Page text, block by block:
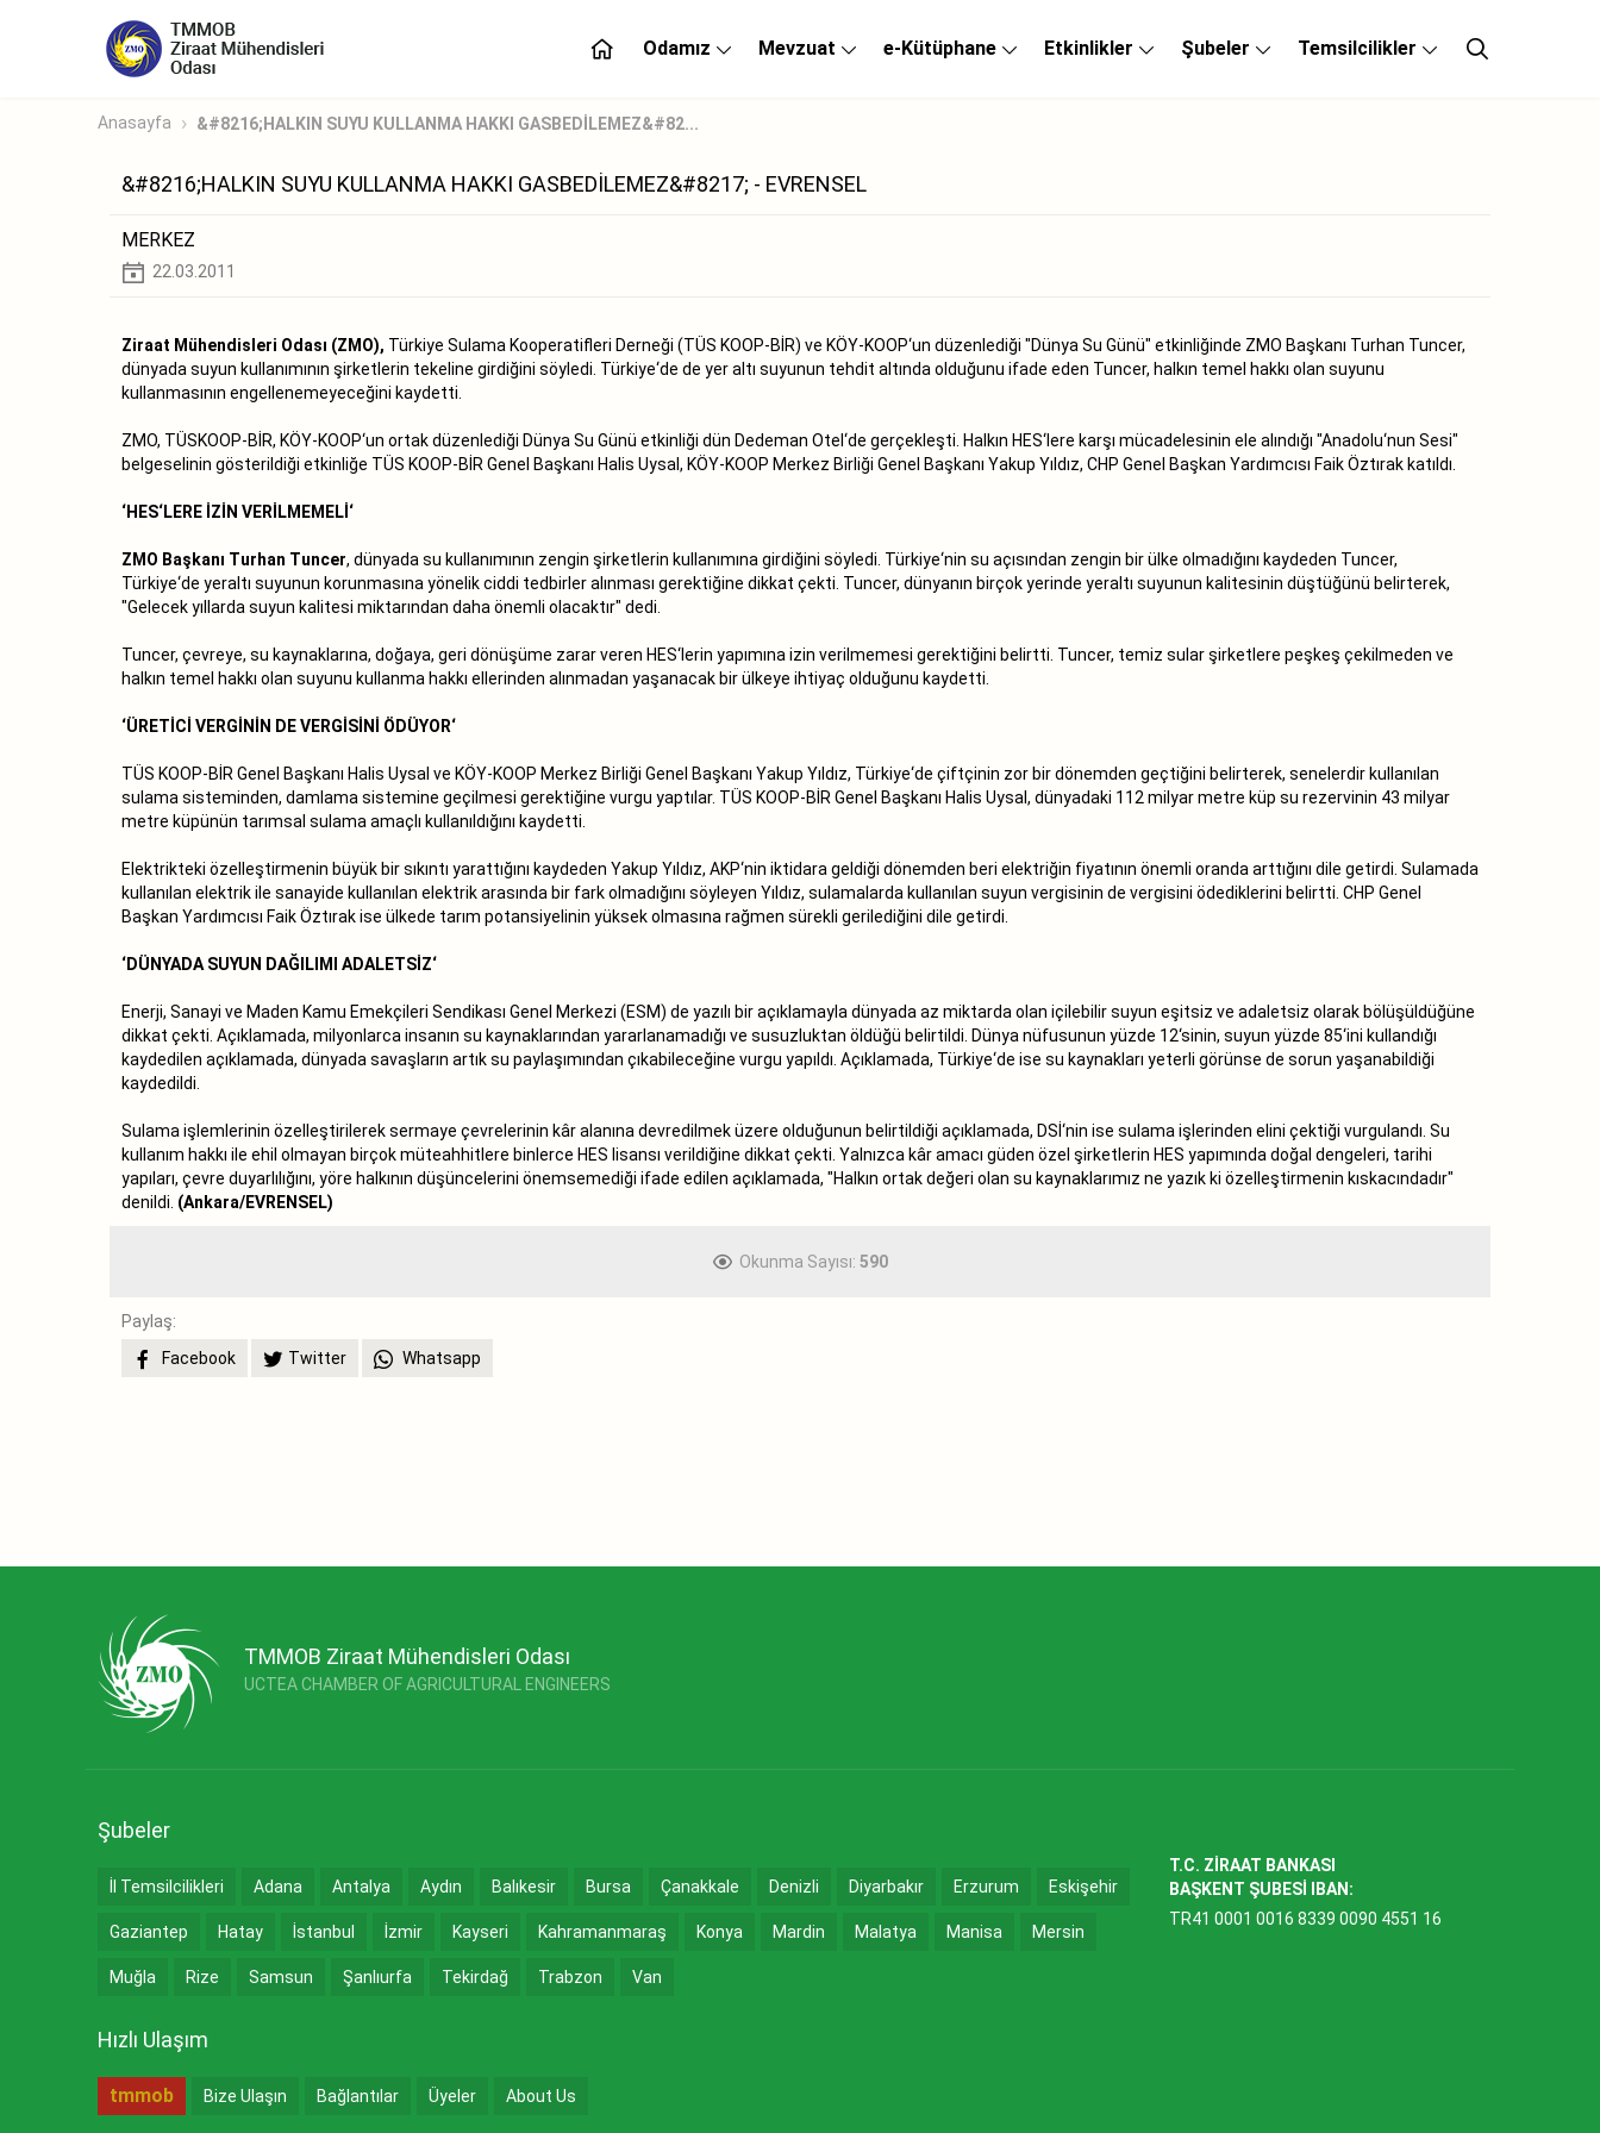
Odamız Mevzuat e-Kütüphane Etkinlikler Şubeler Temsilcilikler
Anasayfa &#8216;HALKIN SUYU KULLANMA HAKKI GASBEDİLEMEZ&#82...
&#8216;HALKIN SUYU KULLANMA HAKKI GASBEDİLEMEZ&#8217; - EVRENSEL
MERKEZ
22.03.2011
Ziraat Mühendisleri Odası (ZMO), Türkiye Sulama Kooperatifleri Derneği (TÜS KOOP-BİR) ve KÖY-KOOP‘un düzenlediği "Dünya Su Günü" etkinliğinde ZMO Başkanı Turhan Tuncer,
dünyada suyun kullanımının şirketlerin tekeline girdiğini söyledi. Türkiye‘de de yer altı suyunun tehdit altında olduğunu ifade eden Tuncer, halkın temel hakkı olan suyunu
kullanmasının engellenemeyeceğini kaydetti.
ZMO, TÜSKOOP-BİR, KÖY-KOOP‘un ortak düzenlediği Dünya Su Günü etkinliği dün Dedeman Otel‘de gerçekleşti. Halkın HES‘lere karşı mücadelesinin ele alındığı "Anadolu‘nun Sesi"
belgeselinin gösterildiği etkinliğe TÜS KOOP-BİR Genel Başkanı Halis Uysal, KÖY-KOOP Merkez Birliği Genel Başkanı Yakup Yıldız, CHP Genel Başkan Yardımcısı Faik Öztırak katıldı.
‘HES‘LERE İZİN VERİLMEMELİ‘
ZMO Başkanı Turhan Tuncer, dünyada su kullanımının zengin şirketlerin kullanımına girdiğini söyledi. Türkiye‘nin su açısından zengin bir ülke olmadığını kaydeden Tuncer,
Türkiye‘de yeraltı suyunun korunmasına yönelik ciddi tedbirler alınması gerektiğine dikkat çekti. Tuncer, dünyanın birçok yerinde yeraltı suyunun kalitesinin düştüğünü belirterek,
"Gelecek yıllarda suyun kalitesi miktarından daha önemli olacaktır" dedi.
Tuncer, çevreye, su kaynaklarına, doğaya, geri dönüşüme zarar veren HES‘lerin yapımına izin verilmemesi gerektiğini belirtti. Tuncer, temiz sular şirketlere peşkeş çekilmeden ve
halkın temel hakkı olan suyunu kullanma hakkı ellerinden alınmadan yaşanacak bir ülkeye ihtiyaç olduğunu kaydetti.
‘ÜRETİCİ VERGİNİN DE VERGİSİNİ ÖDÜYOR‘
TÜS KOOP-BİR Genel Başkanı Halis Uysal ve KÖY-KOOP Merkez Birliği Genel Başkanı Yakup Yıldız, Türkiye‘de çiftçinin zor bir dönemden geçtiğini belirterek, senelerdir kullanılan
sulama sisteminden, damlama sistemine geçilmesi gerektiğine vurgu yaptılar. TÜS KOOP-BİR Genel Başkanı Halis Uysal, dünyadaki 112 milyar metre küp su rezervinin 43 milyar
metre küpünün tarımsal sulama amaçlı kullanıldığını kaydetti.
Elektrikteki özelleştirmenin büyük bir sıkıntı yarattığını kaydeden Yakup Yıldız, AKP‘nin iktidara geldiği dönemden beri elektriğin fiyatının önemli oranda arttığını dile getirdi. Sulamada
kullanılan elektrik ile sanayide kullanılan elektrik arasında bir fark olmadığını söyleyen Yıldız, sulamalarda kullanılan suyun vergisinin de vergisini ödediklerini belirtti. CHP Genel
Başkan Yardımcısı Faik Öztırak ise ülkede tarım potansiyelinin yüksek olmasına rağmen sürekli gerilediğini dile getirdi.
‘DÜNYADA SUYUN DAĞILIMI ADALETSİZ‘
Enerji, Sanayi ve Maden Kamu Emekçileri Sendikası Genel Merkezi (ESM) de yazılı bir açıklamayla dünyada az miktarda olan içilebilir suyun eşitsiz ve adaletsiz olarak bölüşüldüğüne
dikkat çekti. Açıklamada, milyonlarca insanın su kaynaklarından yararlanamadığı ve susuzluktan öldüğü belirtildi. Dünya nüfusunun yüzde 12‘sinin, suyun yüzde 85‘ini kullandığı
kaydedilen açıklamada, dünyada savaşların artık su paylaşımından çıkabileceğine vurgu yapıldı. Açıklamada, Türkiye‘de ise su kaynakları yeterli görünse de sorun yaşanabildiği
kaydedildi.
Sulama işlemlerinin özelleştirilerek sermaye çevrelerinin kâr alanına devredilmek üzere olduğunun belirtildiği açıklamada, DSİ‘nin ise sulama işlerinden elini çektiği vurgulandı. Su
kullanım hakkı ile ehil olmayan birçok müteahhitlere binlerce HES lisansı verildiğine dikkat çekti. Yalnızca kâr amacı güden özel şirketlerin HES yapımında doğal dengeleri, tarihi
yapıları, çevre duyarlılığını, yöre halkının düşüncelerini önemsemediği ifade edilen açıklamada, "Halkın ortak değeri olan su kaynaklarımız ne yazık ki özelleştirmenin kıskacındadır"
denildi. (Ankara/EVRENSEL)
Okunma Sayısı: 590
Paylaş:
Facebook
Twitter Whatsapp
TMMOB Ziraat Mühendisleri Odası
UCTEA CHAMBER OF AGRICULTURAL ENGINEERS
Şubeler
İl Temsilcilikleri Adana Antalya Aydın Balıkesir Bursa Çanakkale Denizli Diyarbakır Erzurum Eskişehir
Gaziantep Hatay İstanbul İzmir Kayseri Kahramanmaraş Konya Mardin Malatya Manisa Mersin
Muğla Rize Samsun Şanlıurfa Tekirdağ Trabzon Van
Hızlı Ulaşım
tmmob Bize Ulaşın Bağlantılar Üyeler About Us
T.C. ZİRAAT BANKASI
BAŞKENT ŞUBESİ IBAN:
TR41 0001 0016 8339 0090 4551 16